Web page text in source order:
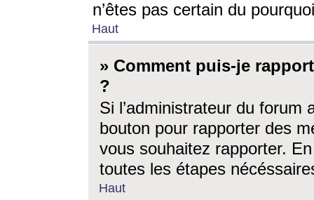
n’êtes pas certain du
Haut
» Comment puis-je
?
Si l’administrateur du forum
bouton pour rapporter des
vous souhaitez rapporter.
toutes les étapes
Haut